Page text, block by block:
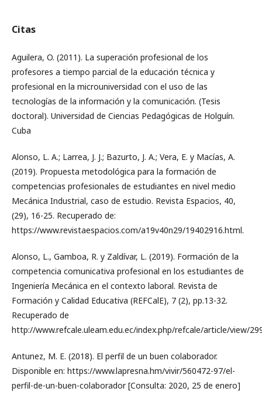
Citas
Aguilera, O. (2011). La superación profesional de los
profesores a tiempo parcial de la educación técnica y
profesional en la microuniversidad con el uso de las
tecnologías de la información y la comunicación. (Tesis
doctoral). Universidad de Ciencias Pedagógicas de Holguín.
Cuba
Alonso, L. A.; Larrea, J. J.; Bazurto, J. A.; Vera, E. y Macías, A.
(2019). Propuesta metodológica para la formación de
competencias profesionales de estudiantes en nivel medio
Mecánica Industrial, caso de estudio. Revista Espacios, 40,
(29), 16-25. Recuperado de:
https://www.revistaespacios.com/a19v40n29/19402916.html.
Alonso, L., Gamboa, R. y Zaldívar, L. (2019). Formación de la
competencia comunicativa profesional en los estudiantes de
Ingeniería Mecánica en el contexto laboral. Revista de
Formación y Calidad Educativa (REFCalE), 7 (2), pp.13-32.
Recuperado de
http://www.refcale.uleam.edu.ec/index.php/refcale/article/view/
Antunez, M. E. (2018). El perfil de un buen colaborador.
Disponible en: https://www.lapresna.hm/vivir/560472-97/el-
perfil-de-un-buen-colaborador [Consulta: 2020, 25 de enero]